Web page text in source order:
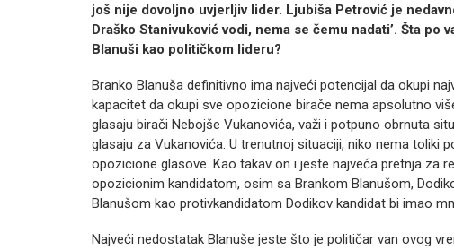
još nije dovoljno uvjerljiv lider. Ljubiša Petrović je
Draško Stanivuković vodi, nema se čemu nadati’. Šta
Blanuši kao političkom lideru?
Branko Blanuša definitivno ima najveći potencijal da okupi
kapacitet da okupi sve opozicione birače nema apsolutno
glasaju birači Nebojše Vukanovića, važi i potpuno obrnuta
glasaju za Vukanovića. U trenutnoj situaciji, niko nema toliki
opozicione glasove. Kao takav on i jeste najveća pretnja za
opozicionim kandidatom, osim sa Brankom Blanušom,
Blanušom kao protivkandidatom Dodikov kandidat bi imao
Najveći nedostatak Blanuše jeste što je političar van ovog